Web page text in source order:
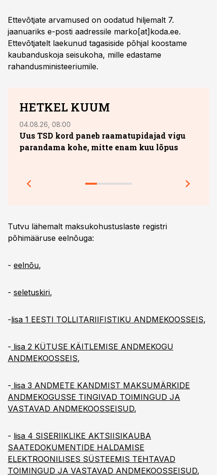
Ettevõtjate arvamused on oodatud hiljemalt 7.
jaanuariks e-posti aadressile marko[at]koda.ee.
Ettevõtjatelt laekunud tagasiside põhjal koostame
kaubanduskoja seisukoha, mille edastame
rahandusministeeriumile.
HETKEL KUUM
04.08.26, 08:00
Uus TSD kord paneb raamatupidajad vigu
parandama kohe, mitte enam kuu lõpus
Tutvu lähemalt maksukohustuslaste registri
põhimääruse eelnõuga:
- eelnõu,
- seletuskiri,
-lisa 1 EESTI TOLLITARIIFISTIKU ANDMEKOOSSEIS,
- lisa 2 KÜTUSE KÄITLEMISE ANDMEKOGU
ANDMEKOOSSEIS,
- lisa 3 ANDMETE KANDMIST MAKSUMÄRKIDE
ANDMEKOGUSSE TINGIVAD TOIMINGUD JA
VASTAVAD ANDMEKOOSSEISUD,
- lisa 4 SISERIIKLIKE AKTSIISIKAUBA
SAATEDOKUMENTIDE HALDAMISE
ELEKTROONILISES SÜSTEEMIS TEHTAVAD
TOIMINGUD JA VASTAVAD ANDMEKOOSSEISUD,